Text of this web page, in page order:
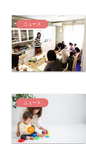
ニュース
ニュース